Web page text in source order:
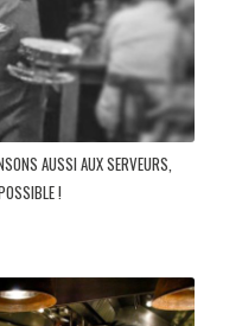
AUSSI AUX SERVEURS,
!